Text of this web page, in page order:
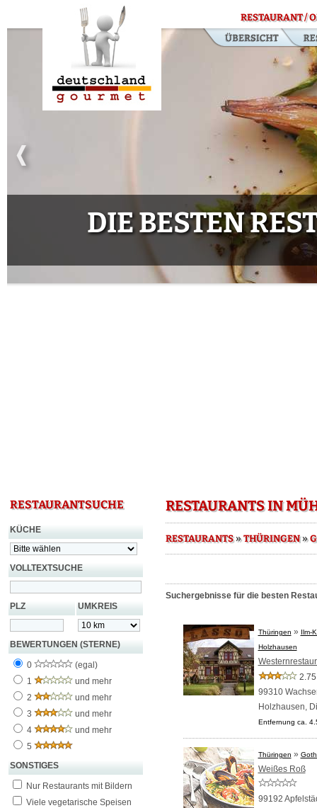
RESTAURANT /
DIE BESTEN
RESTAURANTSUCHE
KÜCHE
VOLLTEXTSUCHE
PLZ UMKREIS
BEWERTUNGEN (STERNE)
0
(egal)
1
und mehr
2
und mehr
3
und mehr
4
und mehr
5
SONSTIGES
Nur Restaurants mit Bildern
Viele vegetarische Speisen
RESTAURANTS IN
RESTAURANTS»THÜRINGEN»
Suchergebnisse für die besten
Thüringen » Ilm-
Holzhausen
99310
Holzhausen,
Entfernung ca.
Thüringen »
Weißes Roß
99192